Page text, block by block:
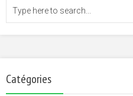
Catégories